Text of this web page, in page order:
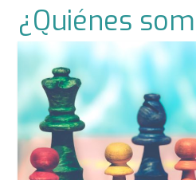
¿Quiénes